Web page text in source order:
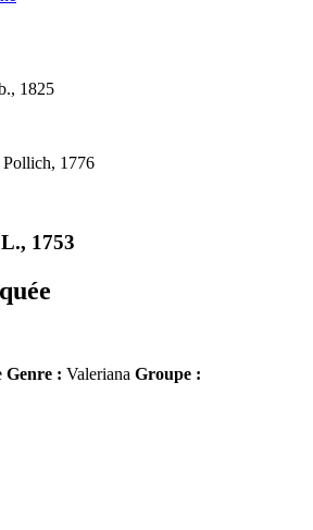
1825
Pollich, 1776
1753
Genre : Valeriana Groupe :